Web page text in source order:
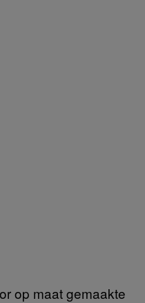
op maat gemaakte